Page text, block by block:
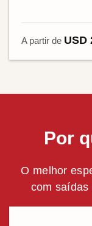
A partir de USD
Por
O melhor
com saídas